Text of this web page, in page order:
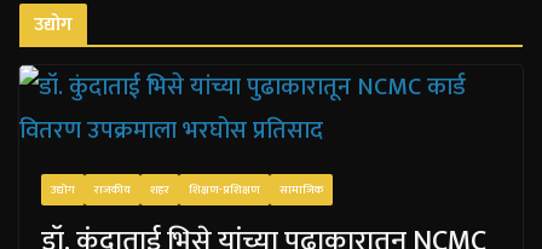
उद्योग
उद्योग राजकीय शहर शिक्षण-प्रशिक्षण सामाजिक